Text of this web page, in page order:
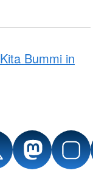
Kita Bummi in